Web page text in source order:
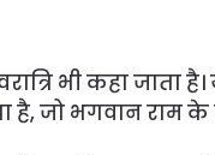
भी कहा जाता
है, जो भगवान